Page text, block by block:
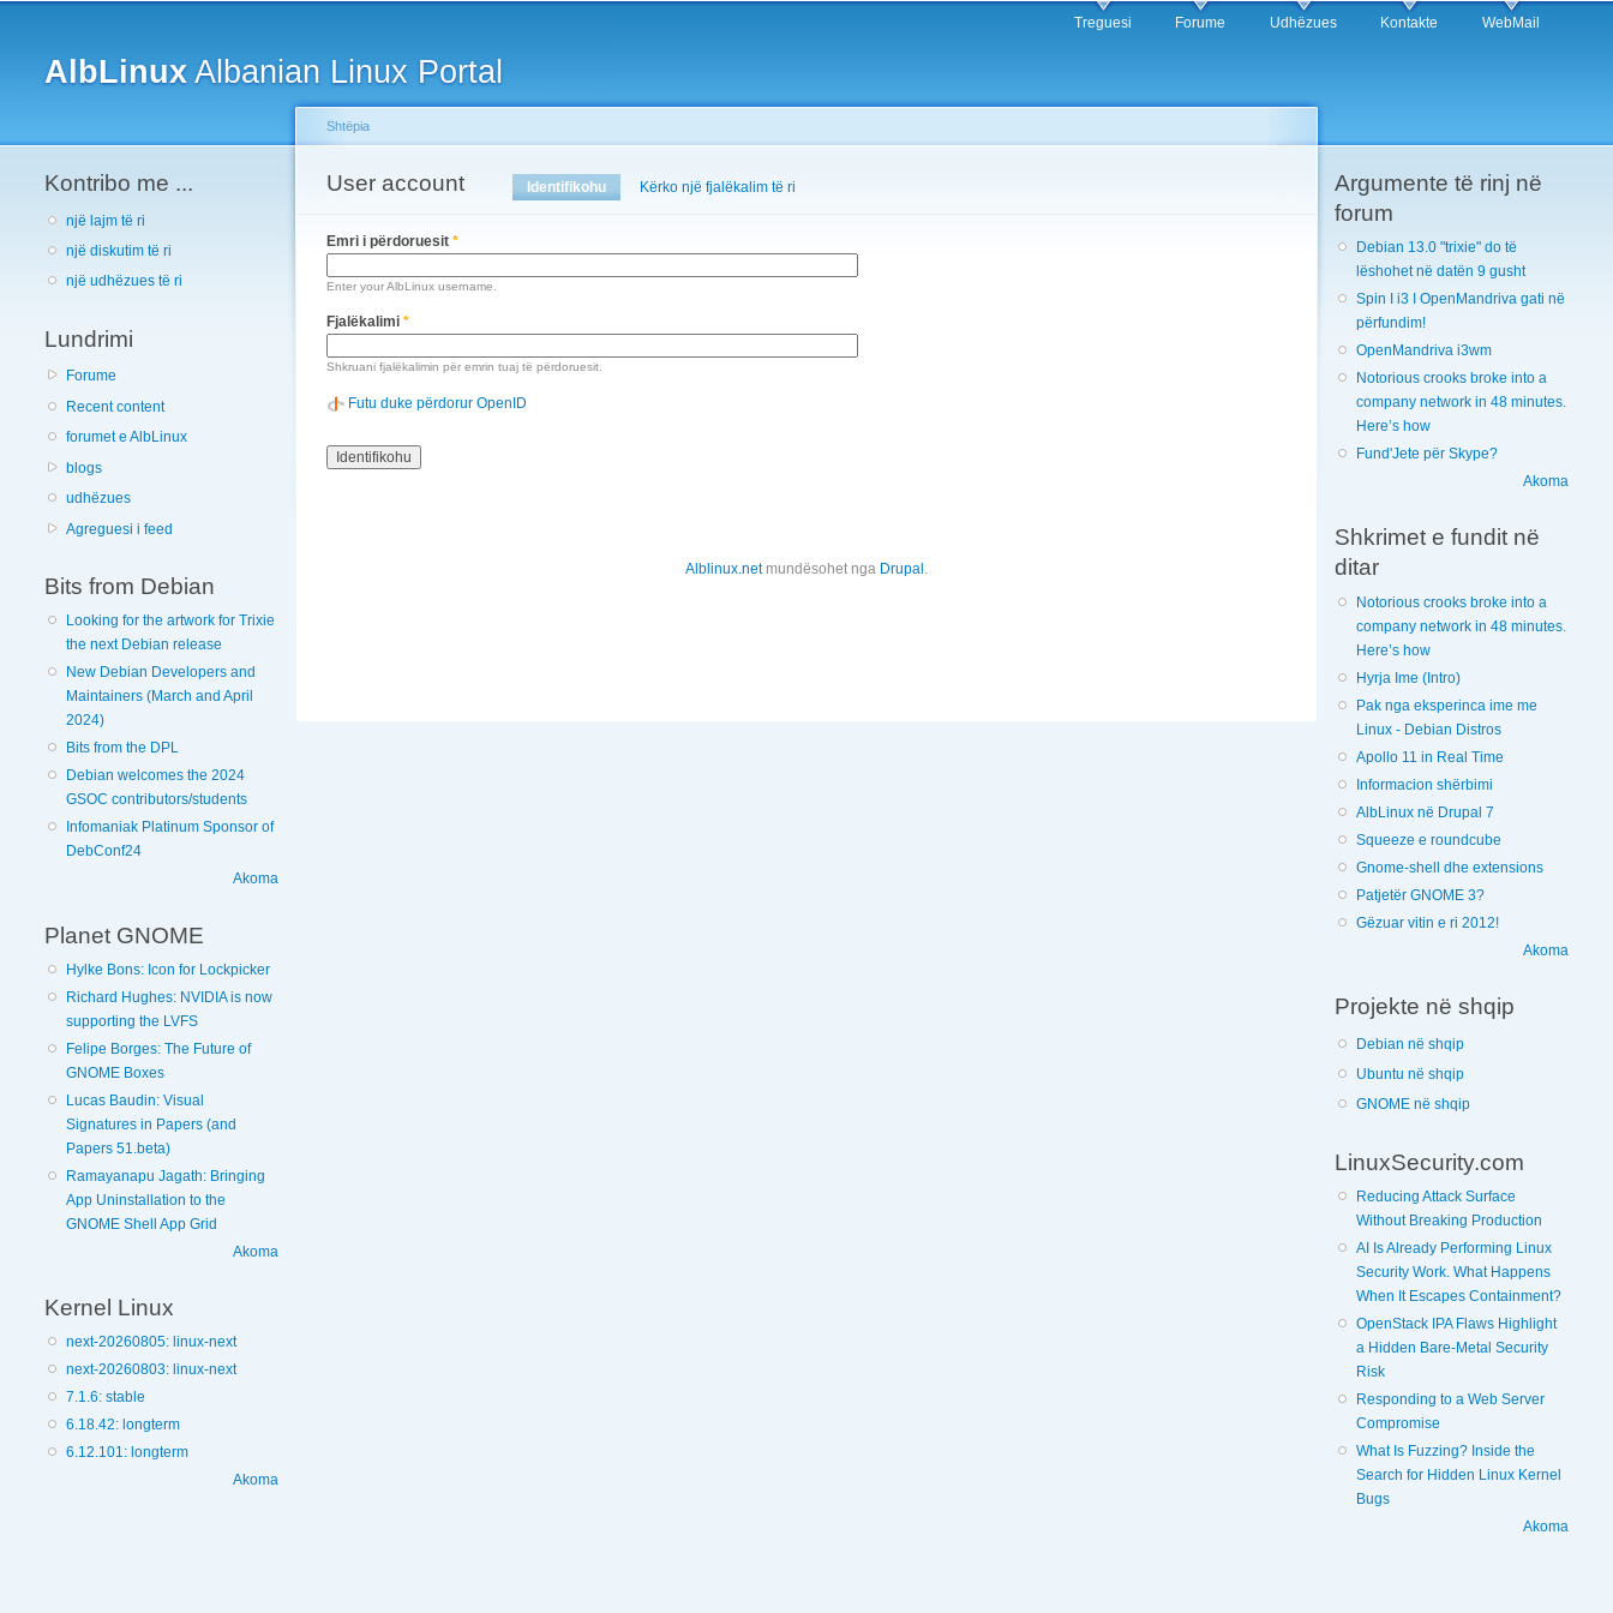
AlbLinuxAlbanian Linux Portal
Treguesi Forume Udhëzues Kontakte WebMail
Kontribo me ...
një lajm të ri
një diskutim të ri
një udhëzues të ri
Lundrimi
Forume
Recent content
forumet e AlbLinux
blogs
udhëzues
Agreguesi i feed
Bits from Debian
Looking for the artwork for Trixie
the next Debian release
New Debian Developers and
Maintainers (March and April
2024)
Bits from the DPL
Debian welcomes the 2024
GSOC contributors/students
Infomaniak Platinum Sponsor of
DebConf24
Akoma
Planet GNOME
Hylke Bons: Icon for Lockpicker
Richard Hughes: NVIDIA is now
supporting the LVFS
Felipe Borges: The Future of
GNOME Boxes
Lucas Baudin: Visual
Signatures in Papers (and
Papers 51.beta)
Ramayanapu Jagath: Bringing
App Uninstallation to the
GNOME Shell App Grid
Akoma
Kernel Linux
next-20260805: linux-next
next-20260803: linux-next
7.1.6: stable
6.18.42: longterm
6.12.101: longterm
Akoma
You are here
Shtëpia
User account
Primary tabs Identifikohu (active tab)
Kërko një fjalëkalim të ri
Emri i përdoruesit *
Enter your AlbLinux username.
Fjalëkalimi *
Shkruani fjalëkalimin për emrin tuaj të përdoruesit.
Futu duke përdorur OpenID
Alblinux.netmundësohet nga Drupal .
Argumente të rinj në
forum
Debian 13.0 "trixie" do të
lëshohet në datën 9 gusht
Spin I i3 I OpenMandriva gati në
përfundim!
OpenMandriva i3wm
Notorious crooks broke into a
company network in 48 minutes.
Here’s how
Fund'Jete për Skype?
Akoma
Shkrimet e fundit në
ditar
Notorious crooks broke into a
company network in 48 minutes.
Here’s how
Hyrja Ime (Intro)
Pak nga eksperinca ime me
Linux - Debian Distros
Apollo 11 in Real Time
Informacion shërbimi
AlbLinux në Drupal 7
Squeeze e roundcube
Gnome-shell dhe extensions
Patjetër GNOME 3?
Gëzuar vitin e ri 2012!
Akoma
Projekte në shqip
Debian në shqip
Ubuntu në shqip
GNOME në shqip
LinuxSecurity.com
Reducing Attack Surface
Without Breaking Production
AI Is Already Performing Linux
Security Work. What Happens
When It Escapes Containment?
OpenStack IPA Flaws Highlight
a Hidden Bare-Metal Security
Risk
Responding to a Web Server
Compromise
What Is Fuzzing? Inside the
Search for Hidden Linux Kernel
Bugs
Akoma